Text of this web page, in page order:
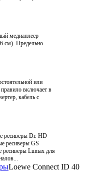
медиаплеер
см). Предельно
или
включает в
кабель с
ресиверы Dr. HD
ресиверы GS
ресиверы Lumax для
Loewe Connect ID 40